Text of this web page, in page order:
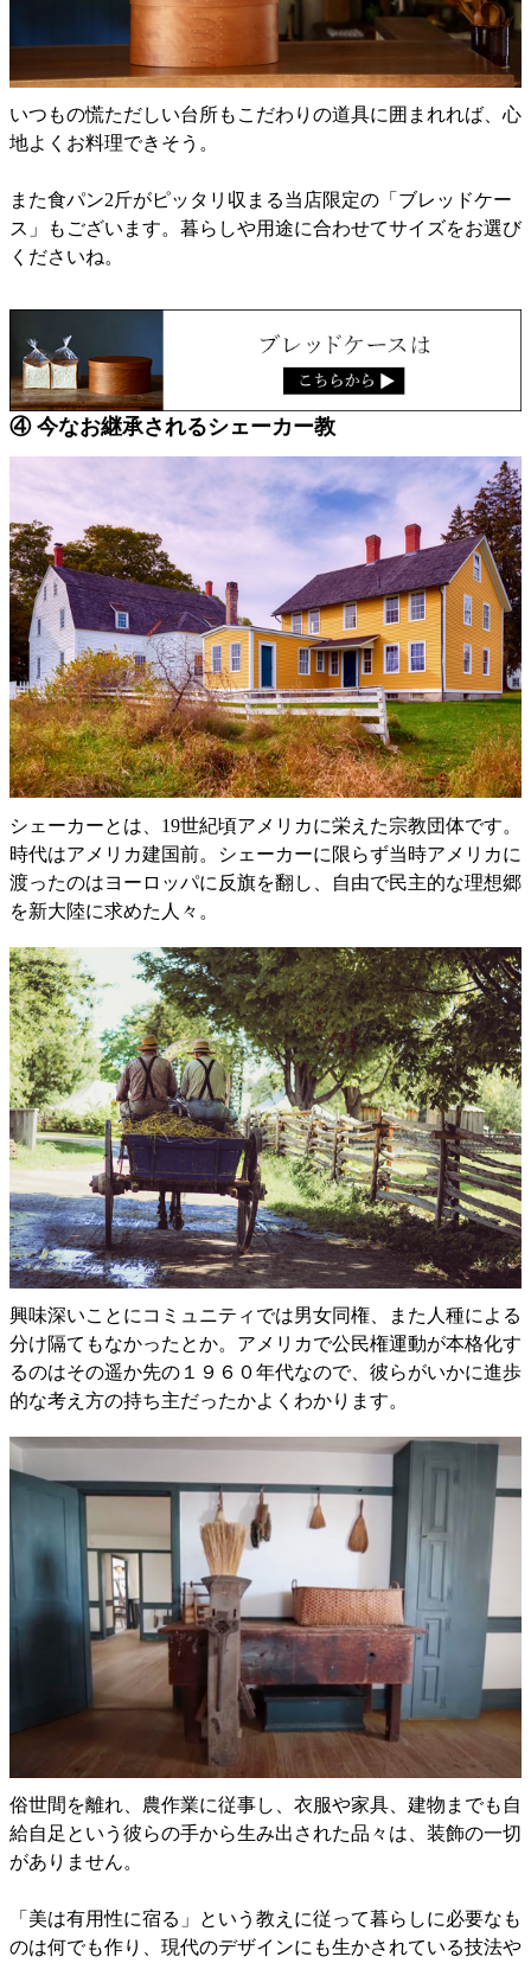
いつもの慌ただしい台所もこだわりの道具に囲まれれば、心
地よくお料理できそう。
また食パン2斤がピッタリ収まる当店限定の「ブレッドケー
ス」もございます。暮らしや用途に合わせてサイズをお選び
くださいね。
④ 今なお継承されるシェーカー教
シェーカーとは、19世紀頃アメリカに栄えた宗教団体です。
時代はアメリカ建国前。シェーカーに限らず当時アメリカに
渡ったのはヨーロッパに反旗を翻し、自由で民主的な理想郷
を新大陸に求めた人々。
興味深いことにコミュニティでは男女同権、また人種による
分け隔てもなかったとか。アメリカで公民権運動が本格化す
るのはその遥か先の１９６０年代なので、彼らがいかに進歩
的な考え方の持ち主だったかよくわかります。
俗世間を離れ、農作業に従事し、衣服や家具、建物までも自
給自足という彼らの手から生み出された品々は、装飾の一切
がありません。
「美は有用性に宿る」という教えに従って暮らしに必要なも
のは何でも作り、現代のデザインにも生かされている技法や